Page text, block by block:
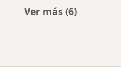
Ver más (6)